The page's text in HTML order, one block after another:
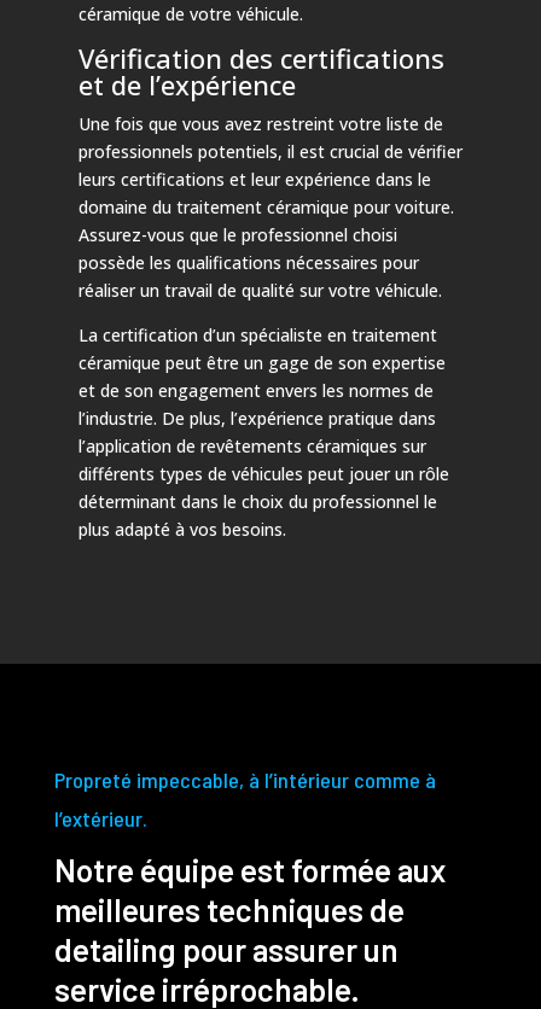
céramique de votre véhicule.
Vérification des certifications
et de l’expérience
Une fois que vous avez restreint votre liste de
professionnels potentiels, il est crucial de vérifier
leurs certifications et leur expérience dans le
domaine du traitement céramique pour voiture.
Assurez-vous que le professionnel choisi
possède les qualifications nécessaires pour
réaliser un travail de qualité sur votre véhicule.
La certification d’un spécialiste en traitement
céramique peut être un gage de son expertise
et de son engagement envers les normes de
l’industrie. De plus, l’expérience pratique dans
l’application de revêtements céramiques sur
différents types de véhicules peut jouer un rôle
déterminant dans le choix du professionnel le
plus adapté à vos besoins.
Propreté impeccable, à l’intérieur comme à
l’extérieur.
Notre équipe est formée aux
meilleures techniques de
detailing pour assurer un
service irréprochable.